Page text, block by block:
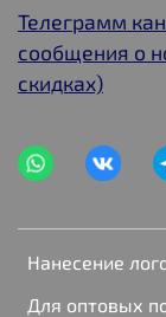
Нанесение
Для оптовых
Телеграмм
сообщения о
скидках)